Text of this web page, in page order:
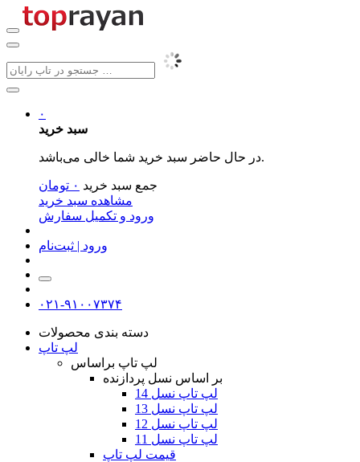
۰
سبد خرید
در حال حاضر سبد خرید شما خالی می‌باشد.
جمع سبد خرید ۰ تومان
مشاهده سبد خرید
ورود و تکمیل سفارش
ورود | ثبت‌نام
۰۲۱-۹۱۰۰۷۳۷۴
دسته بندی محصولات
لپ تاپ
لپ تاپ براساس
بر اساس نسل پردازنده
لپ تاپ نسل 14
لپ تاپ نسل 13
لپ تاپ نسل 12
لپ تاپ نسل 11
قیمت لپ تاپ